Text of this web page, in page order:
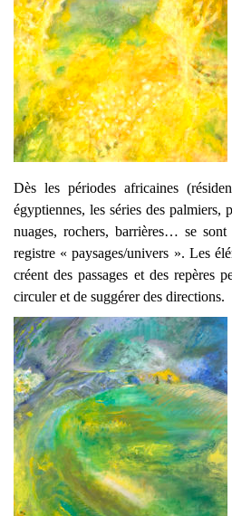
Dès les périodes africaines
égyptiennes, les séries des palmiers,
nuages, rochers, barrières… se sont
registre « paysages/univers ». Les
créent des passages et des repères
circuler et de suggérer des directions.